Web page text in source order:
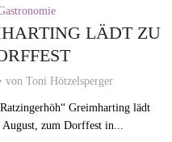
LÄDT ZU
von Toni Hötzelsperger
Greimharting lädt
August, zum Dorffest in...